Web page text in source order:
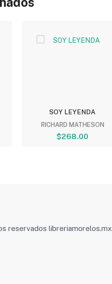
SOY LEYENDA
RICHARD MATHESON
$268.00
reservados libreriamorelos.mx